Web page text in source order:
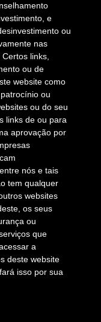
e
ou
nas
links,
ou de
website como
ou
ou do seu
links de ou para
aprovação por
nós e tais
tem qualquer
websites
os seus
ou
que
a
deste website
isso por sua